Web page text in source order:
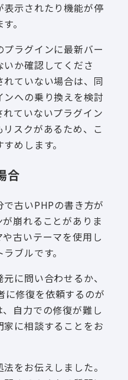
表示されたり機能が停
。
ラグインに最新バー
か確認してくださ
ていない場合は、同
ンへの乗り換えを検討
ていないプラグイン
スクがあるため、こ
めします。
合
古いPHPの書き方が
崩れることがありま
古いテーマを使用し
ブルです。
に問い合わせるか、
修復を依頼するのが
自力での修復が難し
に相談することをお
をお伝えしました。